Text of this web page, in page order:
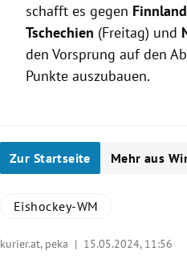
schafft es gegen Finnland
Tschechien (Freitag) und
den Vorsprung auf den
Punkte auszubauen.
Zur Startseite Mehr aus
Eishockey-WM
kurier.at, peka | 15.05.2024, 11:56